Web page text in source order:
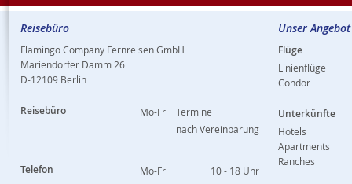
Reisebüro
Flamingo Company Fernreisen GmbH
Mariendorfer Damm 26
D-12109 Berlin
Reisebüro Mo-Fr
Termine
nach Vereinbarung
Telefon Mo-Fr 10 - 18 Uhr
Unser Angebot
Flüge
Linienflüge
Condor
Unterkünfte
Hotels
Apartments
Ranches